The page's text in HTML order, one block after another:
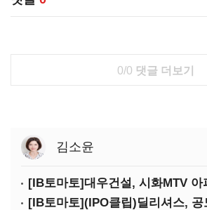
0/0 댓글 더보기
김소윤